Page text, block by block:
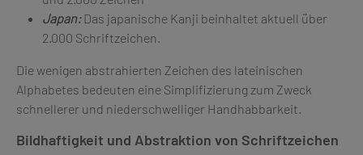
Japan:Das japanische Kanji beinhaltet aktuell über
2.000 Schriftzeichen.
Die wenigen abstrahierten Zeichen des lateinischen
Alphabetes bedeuten eine Simplifizierung zum Zweck
schnellerer und niederschwelliger Handhabbarkeit.
Bildhaftigkeit und Abstraktion von Schriftzeichen